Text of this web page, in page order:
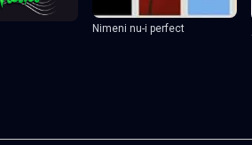
Nimeni nu-i perfect